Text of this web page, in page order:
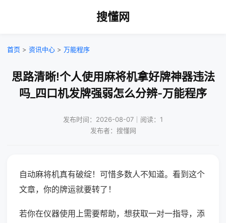
搜懂网
首页 > 资讯中心 > 万能程序
思路清晰!个人使用麻将机拿好牌神器违法
吗_四口机发牌强弱怎么分辨-万能程序
发布时间：2026-08-07｜阅读：1
发布者：搜懂网
自动麻将机真有破绽！可惜多数人不知道。看到这个
文章，你的牌运就要转了！
若你在仪器使用上需要帮助，想获取一对一指导，添